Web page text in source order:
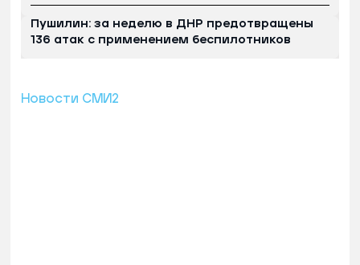
Пушилин: за неделю в ДНР предотвращены
136 атак с применением беспилотников
Новости СМИ2